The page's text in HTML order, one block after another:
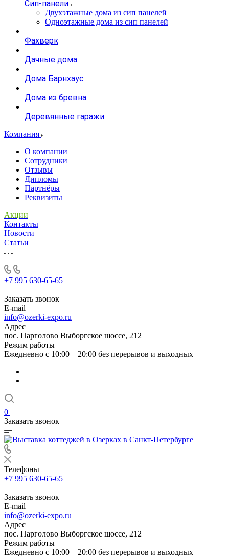
Сип-панели
Двухэтажные дома из сип панелей
Одноэтажные дома из сип панелей
Фахверк
Дачные дома
Дома Барнхаус
Дома из бревна
Деревянные гаражи
Компания
О компании
Сотрудники
Отзывы
Дипломы
Партнёры
Реквизиты
Акции
Контакты
Новости
Статьи
+7 995 630-65-65
Заказать звонок
E-mail
info@ozerki-expo.ru
Адрес
пос. Парголово Выборгское шоссе, 212
Режим работы
Ежедневно с 10:00 – 20:00 без перерывов и выходных
0
Заказать звонок
Телефоны
+7 995 630-65-65
Заказать звонок
E-mail
info@ozerki-expo.ru
Адрес
пос. Парголово Выборгское шоссе, 212
Режим работы
Ежедневно с 10:00 – 20:00 без перерывов и выходных